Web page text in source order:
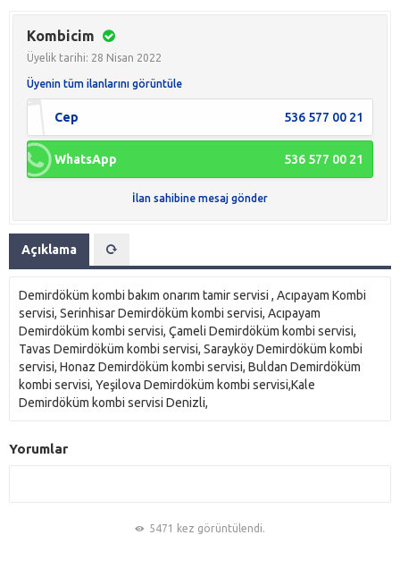
Kombicim
Üyelik tarihi: 28 Nisan 2022
Üyenin tüm ilanlarını görüntüle
Cep 536 577 00 21
WhatsApp 536 577 00 21
İlan sahibine mesaj gönder
Açıklama
Demirdöküm kombi bakım onarım tamir servisi , Acıpayam Kombi
servisi, Serinhisar Demirdöküm kombi servisi, Acıpayam
Demirdöküm kombi servisi, Çameli Demirdöküm kombi servisi,
Tavas Demirdöküm kombi servisi, Sarayköy Demirdöküm kombi
servisi, Honaz Demirdöküm kombi servisi, Buldan Demirdöküm
kombi servisi, Yeşilova Demirdöküm kombi servisi,Kale
Demirdöküm kombi servisi Denizli,
Yorumlar
5471 kez görüntülendi.